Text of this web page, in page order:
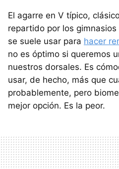
El agarre en V típico,
repartido por los
se suele usar para hacer
no es óptimo si queremos
nuestros dorsales. Es
usar, de hecho, más que
probablemente, pero
mejor opción. Es la peor.